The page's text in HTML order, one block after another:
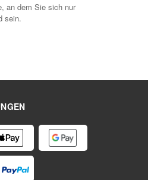
an dem Sie sich nur
sein.